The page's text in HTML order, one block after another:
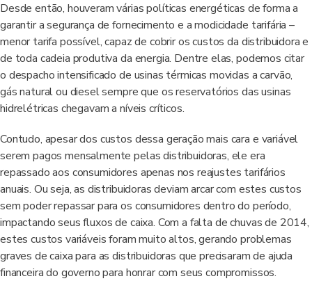
Desde então, houveram várias políticas energéticas de forma a
garantir a segurança de fornecimento e a modicidade tarifária –
menor tarifa possível, capaz de cobrir os custos da distribuidora e
de toda cadeia produtiva da energia. Dentre elas, podemos citar
o despacho intensificado de usinas térmicas movidas a carvão,
gás natural ou diesel sempre que os reservatórios das usinas
hidrelétricas chegavam a níveis críticos.
Contudo, apesar dos custos dessa geração mais cara e variável
serem pagos mensalmente pelas distribuidoras, ele era
repassado aos consumidores apenas nos reajustes tarifários
anuais. Ou seja, as distribuidoras deviam arcar com estes custos
sem poder repassar para os consumidores dentro do período,
impactando seus fluxos de caixa. Com a falta de chuvas de 2014,
estes custos variáveis foram muito altos, gerando problemas
graves de caixa para as distribuidoras que precisaram de ajuda
financeira do governo para honrar com seus compromissos.